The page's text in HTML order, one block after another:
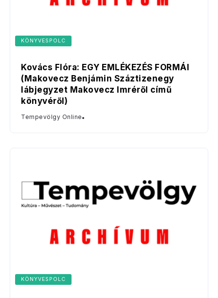
KÖNYVESPOLC
Kovács Flóra: EGY EMLÉKEZÉS FORMÁI
(Makovecz Benjámin Száztizenegy
lábjegyzet Makovecz Imréről című
könyvéről)
Tempevölgy Online
KÖNYVESPOLC